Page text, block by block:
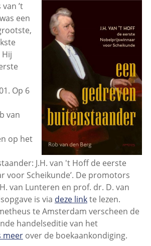
’t
een
Op 6
van
op het
J.H. van 't Hoff de eerste
voor Scheikunde’. De promotors
van Lunteren en prof. dr. D. van
is via deze linkte lezen.
te Amsterdam verscheen de
handelseditie van het
meerover de boekaankondiging.